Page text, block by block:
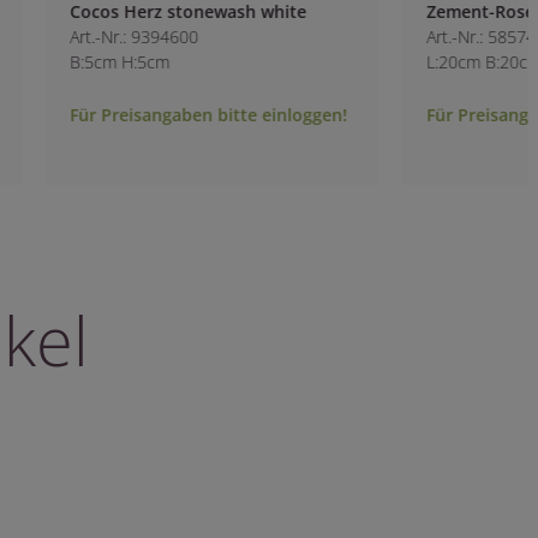
Cocos Herz stonewash white
Art.-Nr.: 9394600
B:5cm H:5cm
Für Preisangaben bitte einloggen!
Zement-Rose
Art.-Nr.: 5857400
L:20cm B:20cm
Für